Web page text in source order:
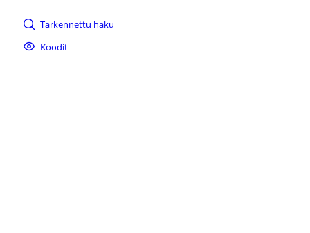
Tarkennettu haku
Koodit